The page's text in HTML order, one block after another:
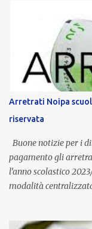
dedicato alle donne
normativa nazionale
supporto in
è un unicum in Italia:
Provincia autonoma
stipendio nazionale
dall’autonomia
compenso
aggiornata
Arretrati Noipa
riservata
Buone notizie per i
pagamento gli
l’anno scolastico
modalità